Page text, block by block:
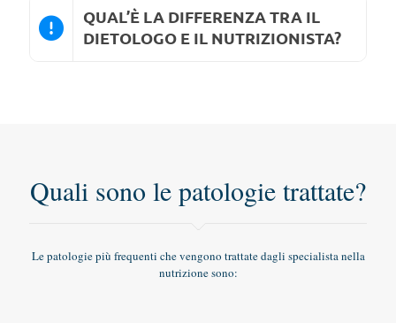
QUAL’È LA DIFFERENZA TRA IL
DIETOLOGO E IL NUTRIZIONISTA?
Quali sono le patologie trattate?
Le patologie più frequenti che vengono trattate dagli specialista nella
nutrizione sono: